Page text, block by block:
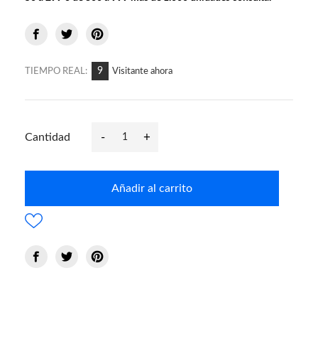
TIEMPO REAL: 9 Visitante ahora
Cantidad - +
Añadir al carrito